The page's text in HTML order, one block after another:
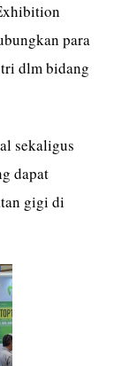
para
dlm bidang
sekaligus
dapat
gigi di